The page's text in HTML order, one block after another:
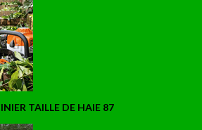
TAILLE DE HAIE 87